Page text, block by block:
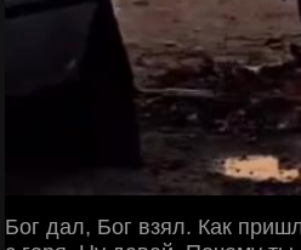
Бог дал, Бог взял. Как